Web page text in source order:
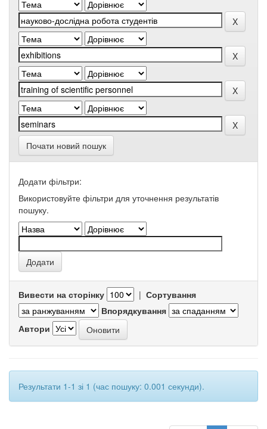
Почати новий пошук
Додати фільтри:
Використовуйте фільтри для уточнення результатів
пошуку.
Вивести на сторінку | Сортування
Впорядкування
Автори
Результати 1-1 зі 1 (час пошуку: 0.001 секунди).